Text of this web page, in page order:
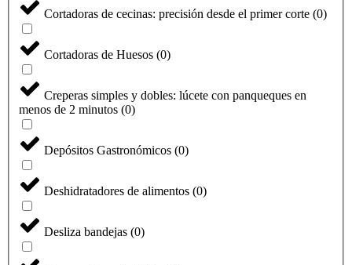
Cortadoras de cecinas: precisión desde el primer corte (0)
Cortadoras de Huesos (0)
Creperas simples y dobles: lúcete con panqueques en
menos de 2 minutos (0)
Depósitos Gastronómicos (0)
Deshidratadores de alimentos (0)
Desliza bandejas (0)